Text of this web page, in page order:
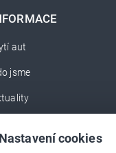
aut
jsme
Nastavení cookies